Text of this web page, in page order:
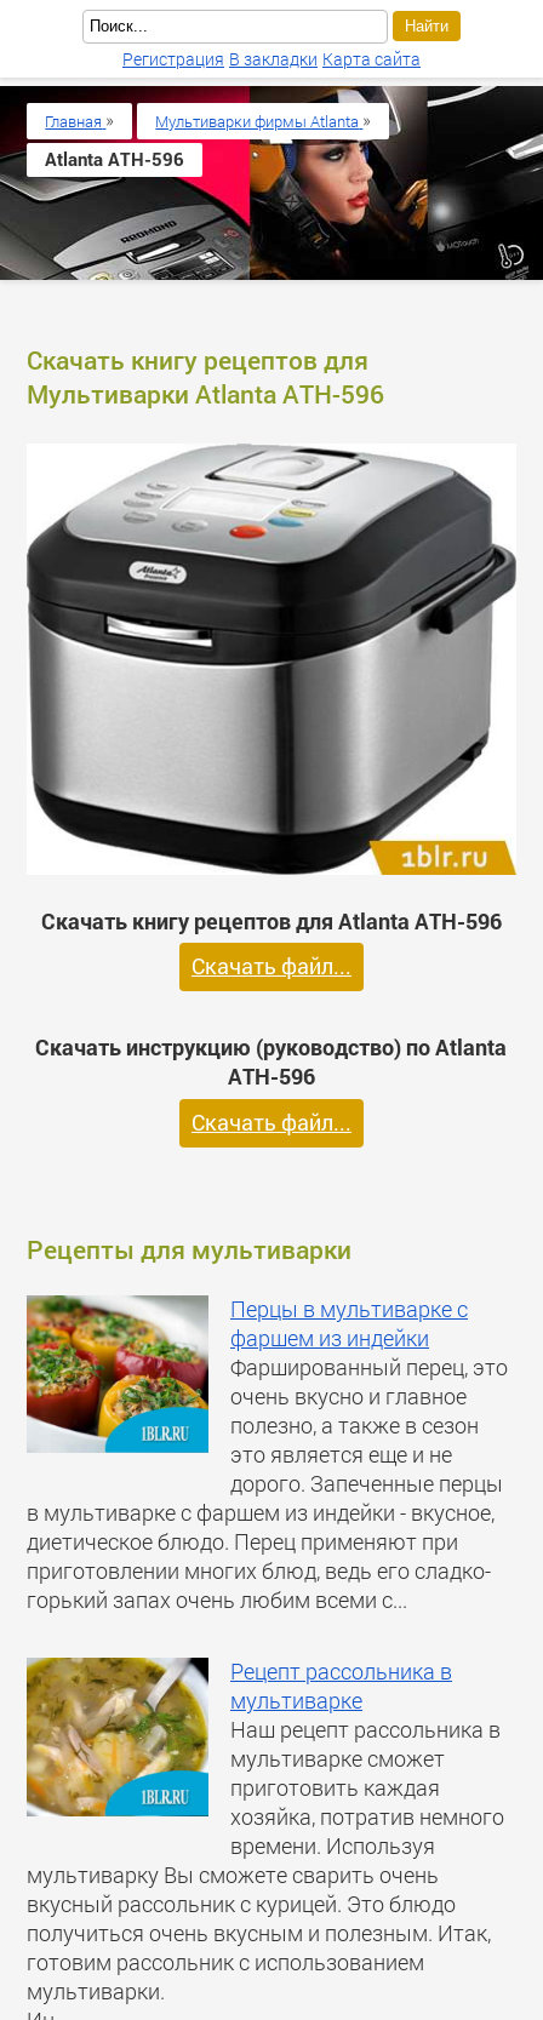
Скачать книгу рецептов для
Мультиварки Atlanta ATH-596
Скачать книгу рецептов для Atlanta ATH-596
Скачать файл...
Скачать инструкцию (руководство) по Atlanta
ATH-596
Скачать файл...
Рецепты для мультиварки
Перцы в мультиварке с
фаршем из индейки
Фаршированный перец, это
очень вкусно и главное
полезно, а также в сезон
это является еще и не
дорого. Запеченные перцы
в мультиварке с фаршем из индейки - вкусное,
диетическое блюдо. Перец применяют при
приготовлении многих блюд, ведь его сладко-
горький запах очень любим всеми с...
Рецепт рассольника в
мультиварке
Наш рецепт рассольника в
мультиварке сможет
приготовить каждая
хозяйка, потратив немного
времени. Используя
мультиварку Вы сможете сварить очень
вкусный рассольник с курицей. Это блюдо
получиться очень вкусным и полезным. Итак,
готовим рассольник с использованием
мультиварки.
Главная » Мультиварки фирмы Atlanta »
Atlanta ATH-596
Регистрация В закладки Карта сайта